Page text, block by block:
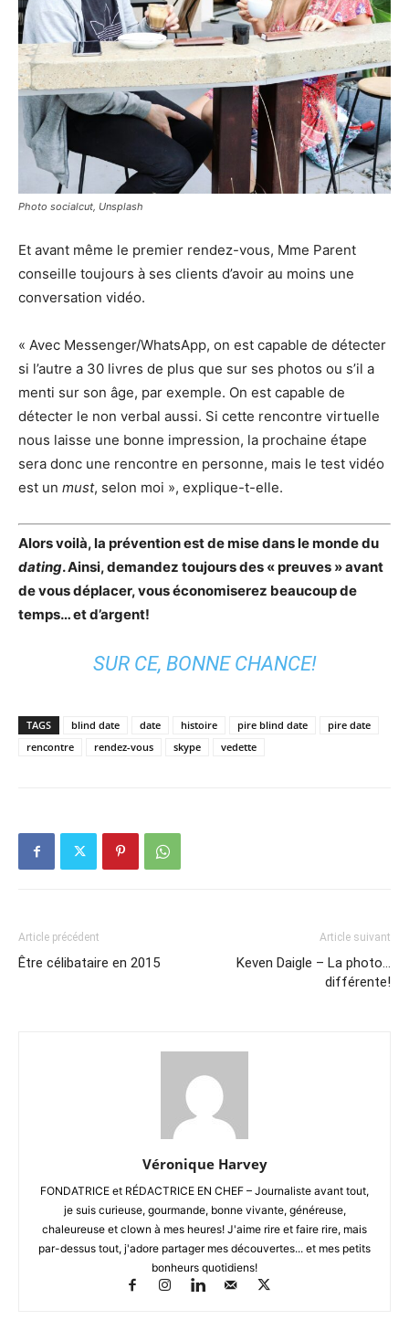
Photo socialcut, Unsplash
Et avant même le premier rendez-vous, Mme Parent
conseille toujours à ses clients d’avoir au moins une
conversation vidéo.
« Avec Messenger/WhatsApp, on est capable de détecter
si l’autre a 30 livres de plus que sur ses photos ou s’il a
menti sur son âge, par exemple. On est capable de
détecter le non verbal aussi. Si cette rencontre virtuelle
nous laisse une bonne impression, la prochaine étape
sera donc une rencontre en personne, mais le test vidéo
est un must, selon moi », explique-t-elle.
Alors voilà, la prévention est de mise dans le monde du
dating. Ainsi, demandez toujours des « preuves » avant
de vous déplacer, vous économiserez beaucoup de
temps… et d’argent!
SUR CE, BONNE CHANCE!
TAGS blind date date histoire pire blind date
pire date
rencontre
rendez-vous skype vedette
Article précédent
Être célibataire en 2015
Article suivant
Keven Daigle – La photo…
différente!
Véronique Harvey
FONDATRICE et RÉDACTRICE EN CHEF – Journaliste avant tout,
je suis curieuse, gourmande, bonne vivante, généreuse,
chaleureuse et clown à mes heures! J'aime rire et faire rire, mais
par-dessus tout, j'adore partager mes découvertes... et mes petits
bonheurs quotidiens!